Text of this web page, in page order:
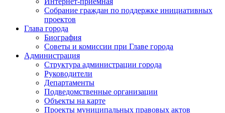
Собрание граждан по поддержке инициативных
проектов
Глава города
Биография
Советы и комиссии при Главе города
Администрация
Структура администрации города
Руководители
Департаменты
Подведомственные организации
Объекты на карте
Проекты муниципальных правовых актов